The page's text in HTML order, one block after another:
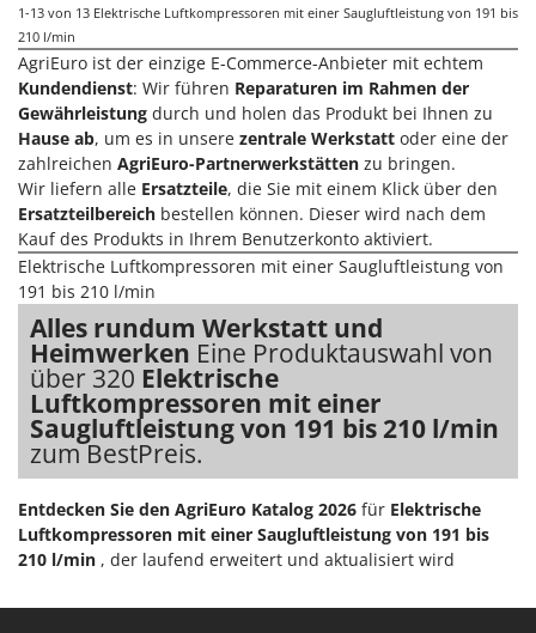
W
Waldner
Weber
WIDU
Wiper EcoRobot
Wolf Garten
Wortex
Worx
Y Yard Force
Z
Zanon
Zephir
ZGrills
Zodiac
Zomax
1-13 von 13 Elektrische Luftkompressoren mit einer Saugluftleistung von 191 bis
210 l/min
AgriEuro ist der einzige E-Commerce-Anbieter mit echtem
Kundendienst: Wir führen Reparaturen im Rahmen der
Gewährleistung durch und holen das Produkt bei Ihnen zu
Hause ab, um es in unsere zentrale Werkstatt oder eine der
zahlreichen AgriEuro-Partnerwerkstätten zu bringen.
Wir liefern alle Ersatzteile, die Sie mit einem Klick über den
Ersatzteilbereich bestellen können. Dieser wird nach dem
Kauf des Produkts in Ihrem Benutzerkonto aktiviert.
Elektrische Luftkompressoren mit einer Saugluftleistung von
191 bis 210 l/min
Alles rundum Werkstatt und
Heimwerken Eine Produktauswahl von
über 320 Elektrische
Luftkompressoren mit einer
Saugluftleistung von 191 bis 210 l/min
zum BestPreis.
Entdecken Sie den AgriEuro Katalog 2026 für Elektrische
Luftkompressoren mit einer Saugluftleistung von 191 bis
210 l/min , der laufend erweitert und aktualisiert wird